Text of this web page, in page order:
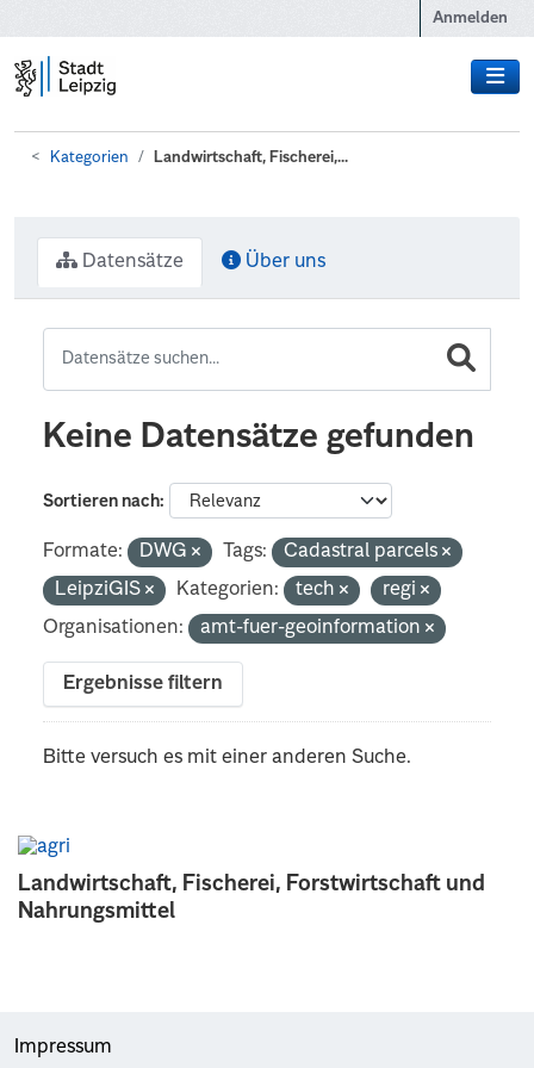
Anmelden
Kategorien Landwirtschaft, Fischerei,...
Landwirtschaft, Fischerei, Forstwirtschaft und
Nahrungsmittel
Datensätze Über uns
Keine Datensätze gefunden
Sortieren nach
Formate: DWG Tags:
Cadastral parcels
LeipziGIS
Kategorien: tech
regi
Organisationen:
amt-fuer-geoinformation
Ergebnisse filtern
Bitte versuch es mit einer anderen Suche.
Impressum